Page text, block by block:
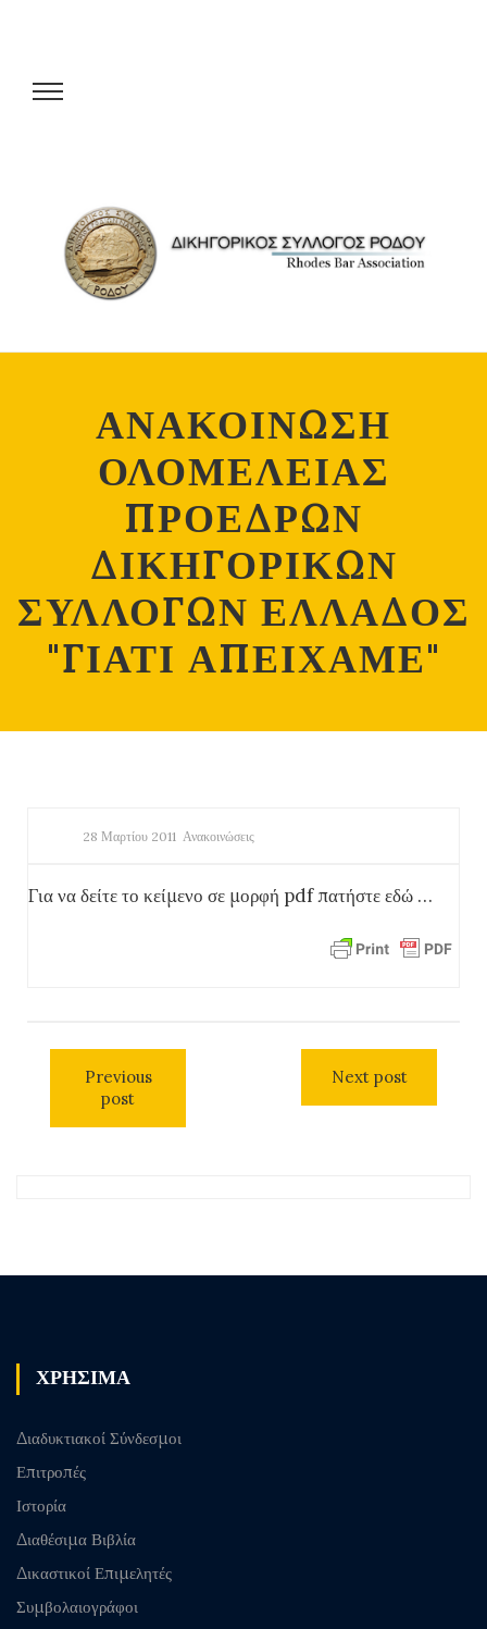
ΑΝΑΚΟΙΝΩΣΗ
ΟΛΟΜΕΛΕΙΑΣ
ΠΡΟΕΔΡΩΝ
ΔΙΚΗΓΟΡΙΚΩΝ
ΣΥΛΛΟΓΩΝ ΕΛΛΑΔΟΣ
"ΓΙΑΤΙ ΑΠΕΙΧΑΜΕ"
28 Μαρτίου 2011 Ανακοινώσεις
Για να δείτε το κείμενο σε μορφή pdf πατήστε εδώ …
Previous
post
Next post
ΧΡΗΣΙΜΑ
Διαδυκτιακοί Σύνδεσμοι
Επιτροπές
Ιστορία
Διαθέσιμα Βιβλία
Δικαστικοί Επιμελητές
Συμβολαιογράφοι